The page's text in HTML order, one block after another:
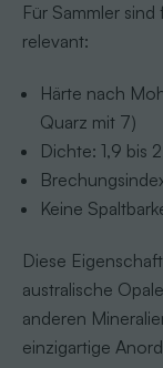
Für Sammler
relevant:
Härte nach
Quarz mit 7)
Dichte: 1,9 bis
Keine
Diese
australische
anderen
einzigartige